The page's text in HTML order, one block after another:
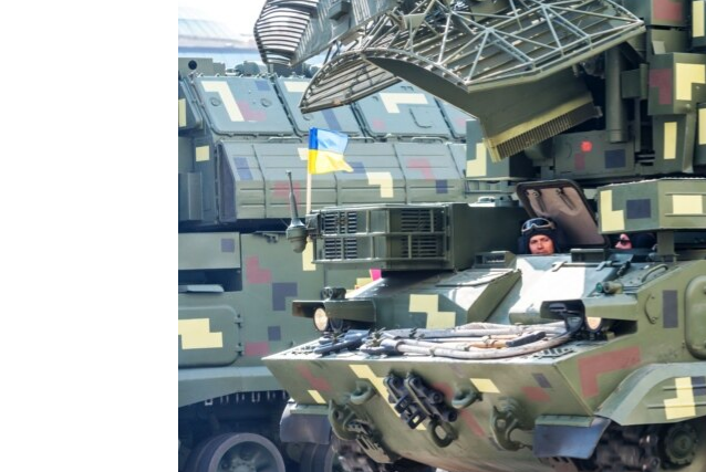
КРЫМ.НЕПОКОРЕННЫЙ
УКРАИНСКАЯ ПРОБЛЕМА КРЫМА